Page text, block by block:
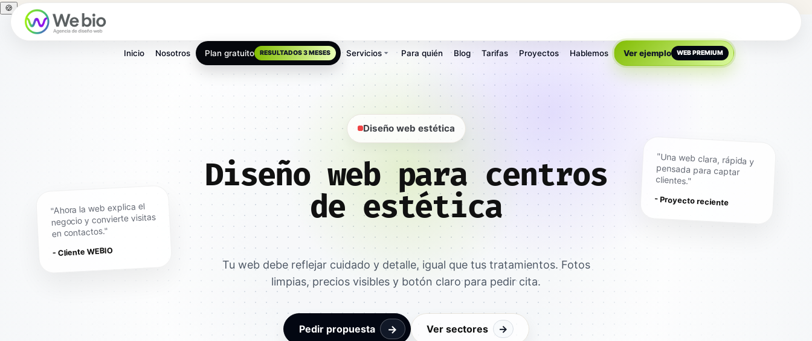
🍪
Inicio Nosotros Plan gratuito RESULTADOS 3 MESES Servicios Para quién Blog Tarifas Proyectos Hablemos Ver ejemplo WEB PREMIUM
"Ahora la web explica el
negocio y convierte visitas
en contactos."
- Cliente WEBIO
Diseño web estética
Diseño web para centros
de estética
Tu web debe reflejar cuidado y detalle, igual que tus tratamientos. Fotos
limpias, precios visibles y botón claro para pedir cita.
Pedir propuesta → Ver sectores →
"Una web clara, rápida y
pensada para captar
clientes."
- Proyecto reciente